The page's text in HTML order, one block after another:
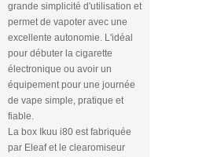
grande simplicité d'utilisation et
permet de vapoter avec une
excellente autonomie. L'idéal
pour débuter la cigarette
électronique ou avoir un
équipement pour une journée
de vape simple, pratique et
fiable.
La box Ikuu i80 est fabriquée
par Eleaf et le clearomiseur